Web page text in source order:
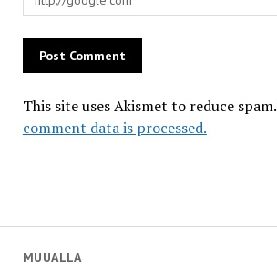
MUUALLA
This site uses Akismet to reduce spam.
comment data is processed.